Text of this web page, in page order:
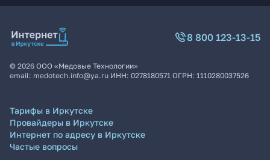
8 800 123-13-15
© 2026 ООО «Медовые Технологии»
email: medotech.info@ya.ru ИНН: 0278180571 ОГРН: 1110280037526
Тарифы в Иркутске
Провайдеры в Иркутске
Интернет по адресу в Иркутске
Частые вопросы